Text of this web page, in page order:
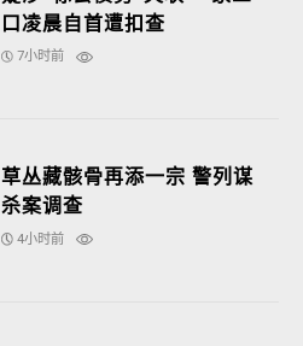
口凌晨自首遭扣查
7小时前
草丛藏骸骨再添一宗 警列谋
杀案调查
4小时前